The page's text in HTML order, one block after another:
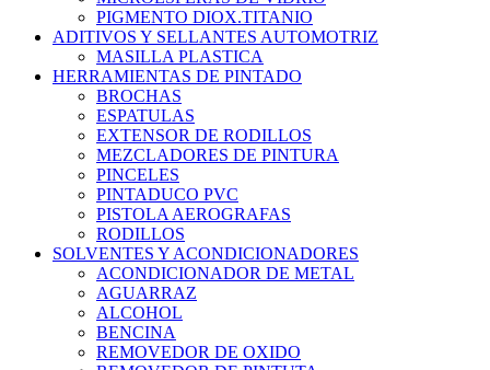
PIGMENTO DIOX.TITANIO
ADITIVOS Y SELLANTES AUTOMOTRIZ
MASILLA PLASTICA
HERRAMIENTAS DE PINTADO
BROCHAS
ESPATULAS
EXTENSOR DE RODILLOS
MEZCLADORES DE PINTURA
PINCELES
PINTADUCO PVC
PISTOLA AEROGRAFAS
RODILLOS
SOLVENTES Y ACONDICIONADORES
ACONDICIONADOR DE METAL
AGUARRAZ
ALCOHOL
BENCINA
REMOVEDOR DE OXIDO